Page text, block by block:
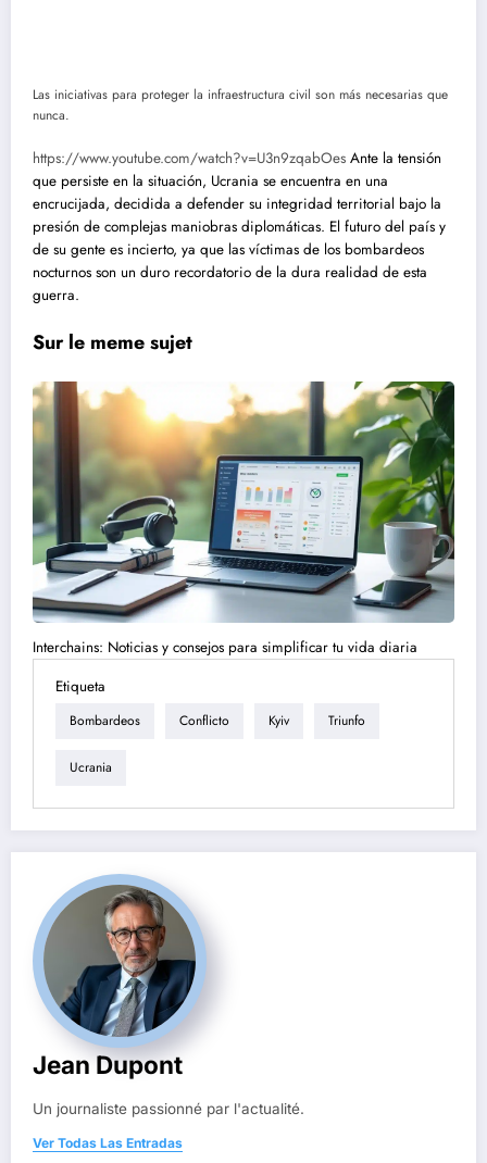
Las iniciativas para proteger la infraestructura civil son más necesarias que
nunca.
https://www.youtube.com/watch?v=U3n9zqabOes Ante la tensión
que persiste en la situación, Ucrania se encuentra en una
encrucijada, decidida a defender su integridad territorial bajo la
presión de complejas maniobras diplomáticas. El futuro del país y
de su gente es incierto, ya que las víctimas de los bombardeos
nocturnos son un duro recordatorio de la dura realidad de esta
guerra.
Sur le meme sujet
Interchains: Noticias y consejos para simplificar tu vida diaria
Etiqueta
Bombardeos Conflicto Kyiv Triunfo
Ucrania
Jean Dupont
Un journaliste passionné par l'actualité.
Ver Todas Las Entradas